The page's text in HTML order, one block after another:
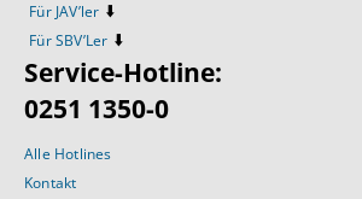
Für JAV’ler ⬇️
Für SBV’Ler ⬇️
Service-Hotline:
0251 1350-0
Alle Hotlines
Kontakt